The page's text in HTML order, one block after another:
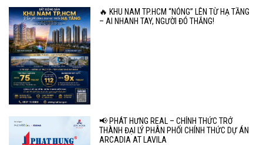
🔥 KHU NAM TP.HCM “NÓNG” LÊN TỪ HẠ TẦNG
– AI NHANH TAY, NGƯỜI ĐÓ THẮNG!
📢 PHÁT HƯNG REAL – CHÍNH THỨC TRỞ
THÀNH ĐẠI LÝ PHÂN PHỐI CHÍNH THỨC DỰ ÁN
ARCADIA AT LAVILA